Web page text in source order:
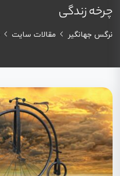
چرخه زندگی
نرگس جهانگیر مقالات سایت